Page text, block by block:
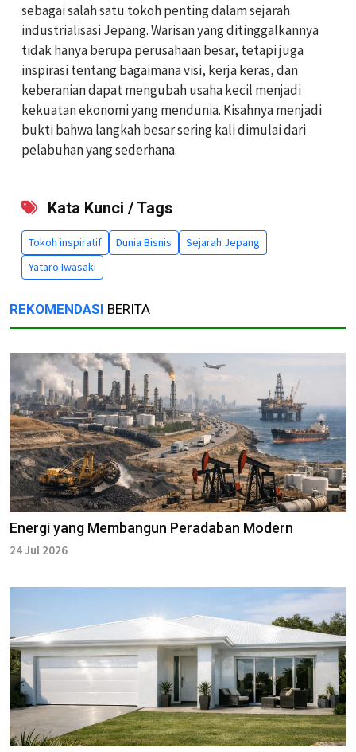
sebagai salah satu tokoh penting dalam sejarah
industrialisasi Jepang. Warisan yang ditinggalkannya
tidak hanya berupa perusahaan besar, tetapi juga
inspirasi tentang bagaimana visi, kerja keras, dan
keberanian dapat mengubah usaha kecil menjadi
kekuatan ekonomi yang mendunia. Kisahnya menjadi
bukti bahwa langkah besar sering kali dimulai dari
pelabuhan yang sederhana.
Kata Kunci / Tags
Tokoh inspiratif Dunia Bisnis
Sejarah Jepang
Yataro Iwasaki
REKOMENDASI BERITA
Energi yang Membangun Peradaban Modern
24 Jul 2026